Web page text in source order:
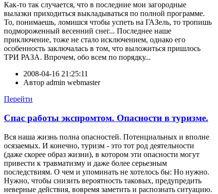
Как-то так случается, что в последние мои загородные
вылазки приходиться выкладываться по полной программе.
То, понимаешь, ломишся чтобы успеть на ГАЗель, то тропишь
подмороженный весенний снег... Последнее наше
приключение, тоже не стало исключением, однако его
особенность заключалась в том, что выложиться пришлось
ТРИ РАЗА. Впрочем, обо всем по порядку...
2008-04-16 21:25:11
Автор admin webmaster
Перейти
Спас работы экспромтом. Опасности в туризме.
Вся наша жизнь полна опасностей. Потенциальных и вполне
осязаемых. И конечно, туризм - это тот род деятельности
(даже скорее образ жизни), в котором эти опасности могут
привести к травматизму и даже более серьезным
последствиям. О чем и упоминать не хотелось бы: Но нужно.
Нужно, чтобы снизить вероятность таковых, предупредить
неверные действия, вовремя заметить и распознать ситуацию.